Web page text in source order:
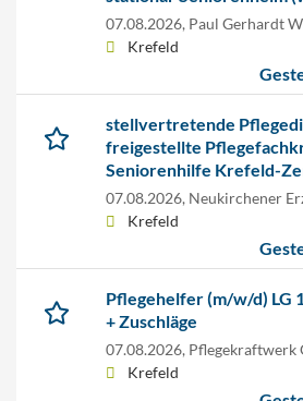
07.08.2026, Paul Gerhardt
Krefeld
stellvertretende
freigestellte
Seniorenhilfe Krefeld-
07.08.2026, Neukirchener
Krefeld
Pflegehelfer (m/w/d) LG
+ Zuschläge
07.08.2026, Pflegekraftwerk
Krefeld